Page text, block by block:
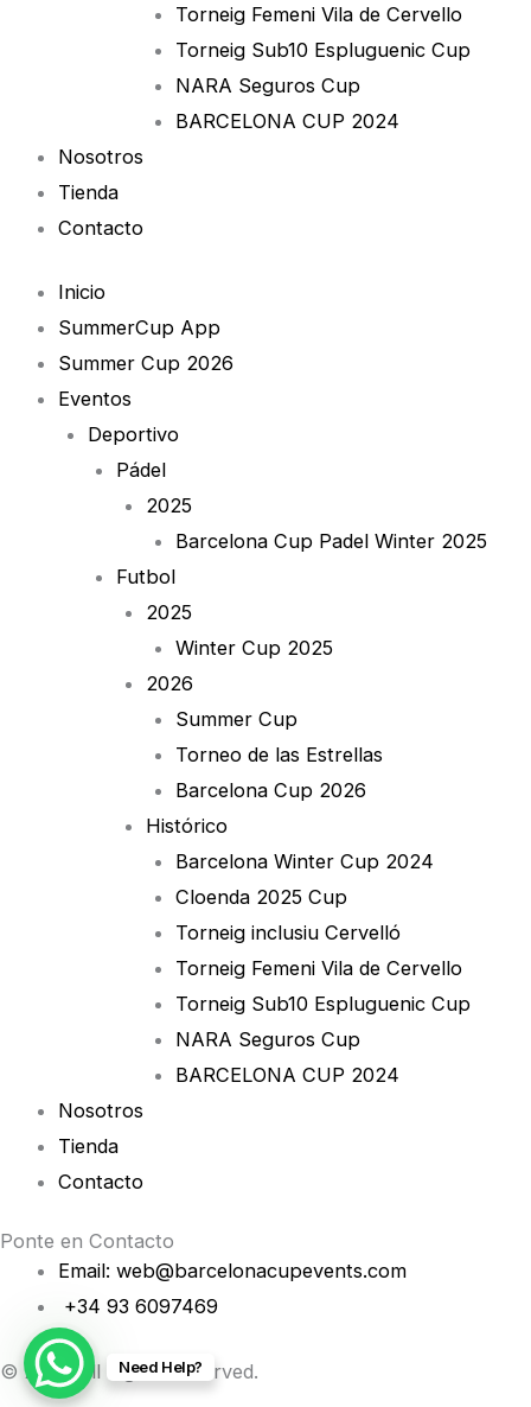
Torneig Femeni Vila de Cervello
Torneig Sub10 Espluguenic Cup
NARA Seguros Cup
BARCELONA CUP 2024
Nosotros
Tienda
Contacto
Inicio
SummerCup App
Summer Cup 2026
Eventos
Deportivo
Pádel
2025
Barcelona Cup Padel Winter 2025
Futbol
2025
Winter Cup 2025
2026
Summer Cup
Torneo de las Estrellas
Barcelona Cup 2026
Histórico
Barcelona Winter Cup 2024
Cloenda 2025 Cup
Torneig inclusiu Cervelló
Torneig Femeni Vila de Cervello
Torneig Sub10 Espluguenic Cup
NARA Seguros Cup
BARCELONA CUP 2024
Nosotros
Tienda
Contacto
Ponte en Contacto
Email: web@barcelonacupevents.com
+34 93 6097469
© 2026 All Rights Reserved.
Need Help?